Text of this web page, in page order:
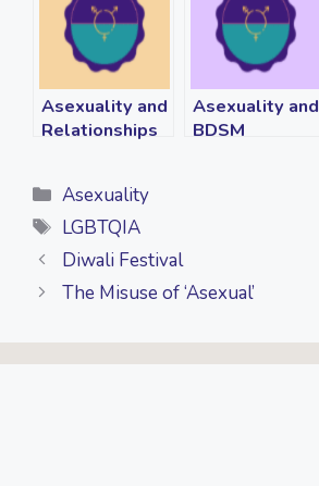
Asexuality and
Relationships
Asexuality and
BDSM
Categories
Asexuality
Tags
LGBTQIA
Diwali Festival
The Misuse of ‘Asexual’